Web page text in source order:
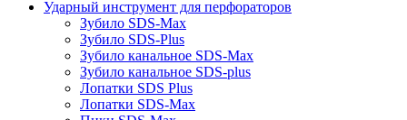
Ударный инструмент для перфораторов
Зубило SDS-Max
Зубило SDS-Plus
Зубило канальное SDS-Max
Зубило канальное SDS-plus
Лопатки SDS Plus
Лопатки SDS-Max